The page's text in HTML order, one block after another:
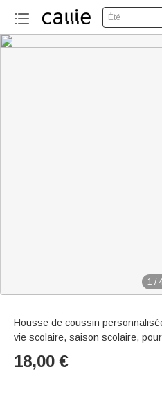
Été
1 /
Housse de coussin
vie scolaire, saison scolaire,
18,00 €